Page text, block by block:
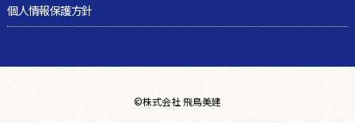
個人情報保護方針
©株式会社 飛鳥美建